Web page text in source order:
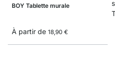
BOY Tablette murale
À partir de 18,90 €